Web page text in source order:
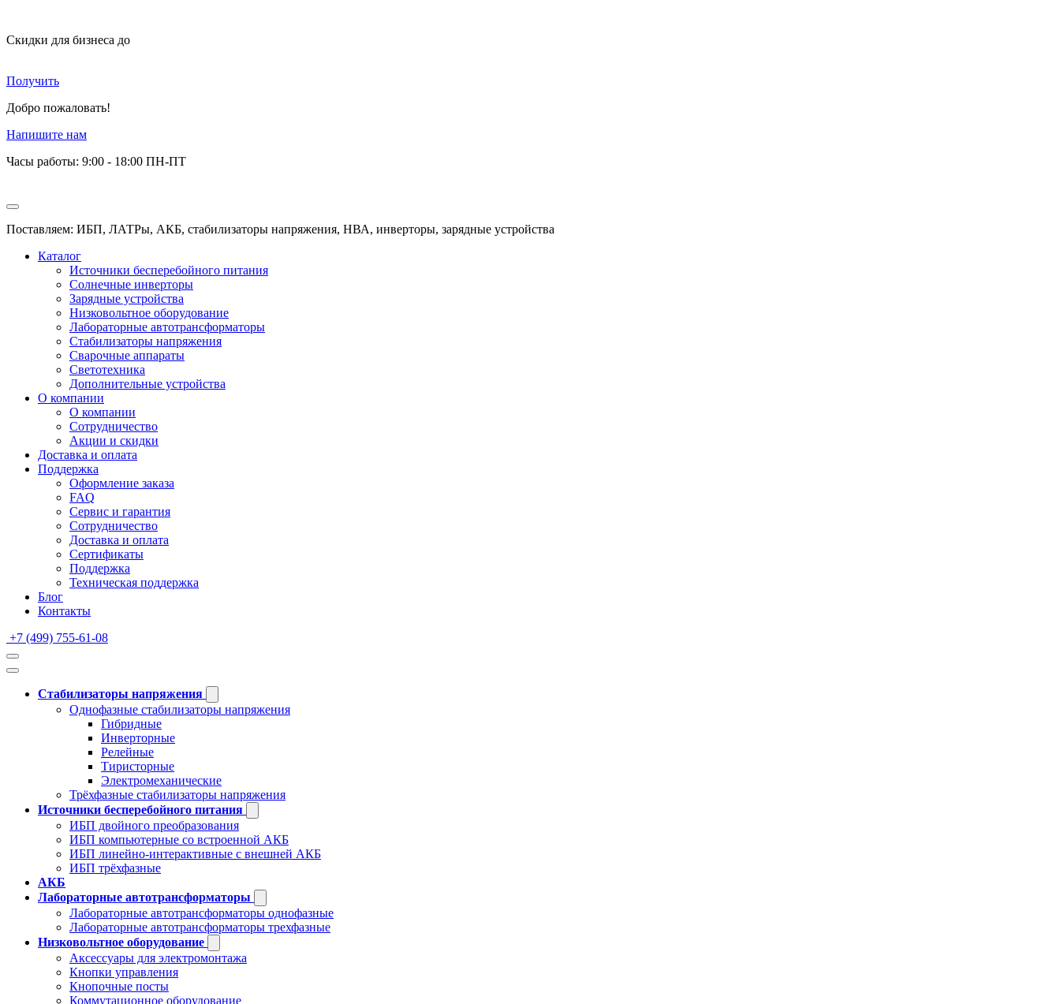
Скидки для бизнеса до
Получить
Добро пожаловать!
Напишите нам
Часы работы: 9:00 - 18:00 ПН-ПТ
Поставляем: ИБП, ЛАТРы, АКБ, стабилизаторы напряжения, НВА, инверторы, зарядные устройства
Каталог
Источники бесперебойного питания
Солнечные инверторы
Зарядные устройства
Низковольтное оборудование
Лабораторные автотрансформаторы
Стабилизаторы напряжения
Сварочные аппараты
Светотехника
Дополнительные устройства
О компании
О компании
Сотрудничество
Акции и скидки
Доставка и оплата
Поддержка
Оформление заказа
FAQ
Сервис и гарантия
Сотрудничество
Доставка и оплата
Сертификаты
Поддержка
Техническая поддержка
Блог
Контакты
+7 (499) 755-61-08
Стабилизаторы напряжения
Однофазные стабилизаторы напряжения
Гибридные
Инверторные
Релейные
Тиристорные
Электромеханические
Трёхфазные стабилизаторы напряжения
Источники бесперебойного питания
ИБП двойного преобразования
ИБП компьютерные со встроенной АКБ
ИБП линейно-интерактивные с внешней АКБ
ИБП трёхфазные
АКБ
Лабораторные автотрансформаторы
Лабораторные автотрансформаторы однофазные
Лабораторные автотрансформаторы трехфазные
Низковольтное оборудование
Аксессуары для электромонтажа
Кнопки управления
Кнопочные посты
Коммутационное оборудование